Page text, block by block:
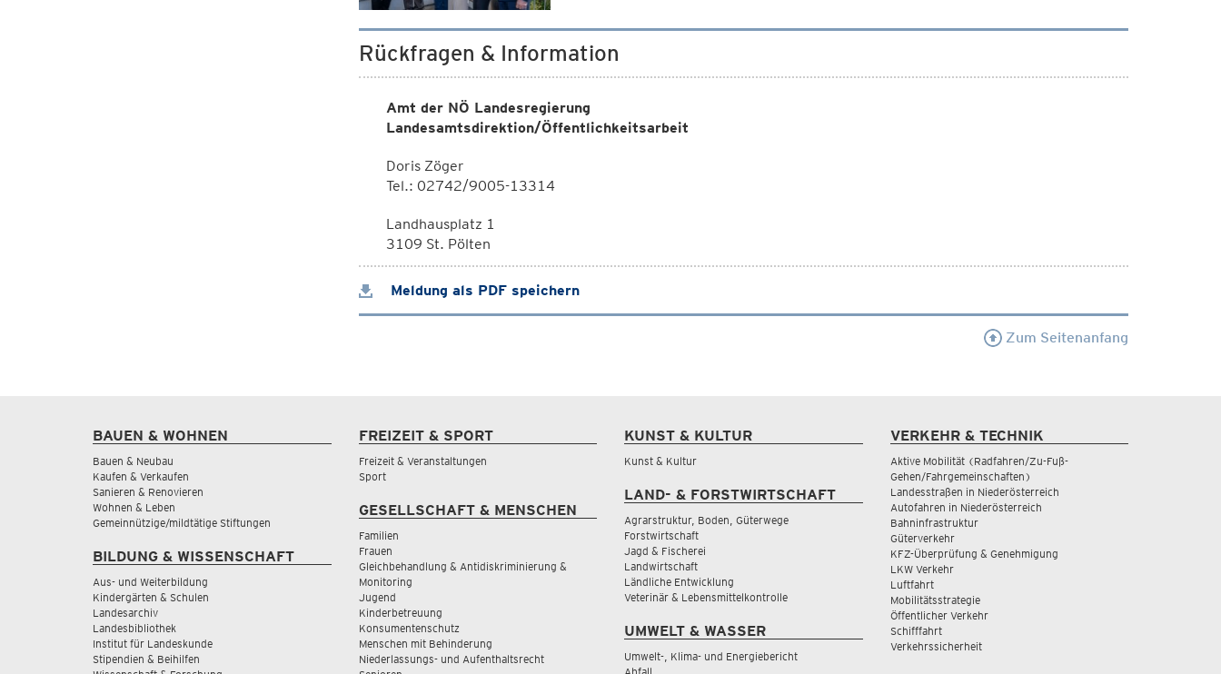
Rückfragen & Information
Amt der NÖ Landesregierung
Landesamtsdirektion/Öffentlichkeitsarbeit
Doris Zöger
Tel.: 02742/9005-13314
Landhausplatz 1
3109 St. Pölten
Meldung als PDF speichern
Zum Seitenanfang
BAUEN & WOHNEN
Bauen & Neubau
Kaufen & Verkaufen
Sanieren & Renovieren
Wohnen & Leben
Gemeinnützige/mildtätige Stiftungen
BILDUNG & WISSENSCHAFT
Aus- und Weiterbildung
Kindergärten & Schulen
Landesarchiv
Landesbibliothek
Institut für Landeskunde
Stipendien & Beihilfen
FREIZEIT & SPORT
Freizeit & Veranstaltungen
Sport
GESELLSCHAFT & MENSCHEN
Familien
Frauen
Gleichbehandlung & Antidiskriminierung &
Monitoring
Jugend
Kinderbetreuung
Konsumentenschutz
Menschen mit Behinderung
Niederlassungs- und Aufenthaltsrecht
KUNST & KULTUR
Kunst & Kultur
LAND- & FORSTWIRTSCHAFT
Agrarstruktur, Boden, Güterwege
Forstwirtschaft
Jagd & Fischerei
Landwirtschaft
Ländliche Entwicklung
Veterinär & Lebensmittelkontrolle
UMWELT & WASSER
Umwelt-, Klima- und Energiebericht
VERKEHR & TECHNIK
Aktive Mobilität (Radfahren/Zu-Fuß-
Gehen/Fahrgemeinschaften)
Landesstraßen in Niederösterreich
Autofahren in Niederösterreich
Bahninfrastruktur
Güterverkehr
KFZ-Überprüfung & Genehmigung
LKW Verkehr
Luftfahrt
Mobilitätsstrategie
Öffentlicher Verkehr
Schifffahrt
Verkehrssicherheit